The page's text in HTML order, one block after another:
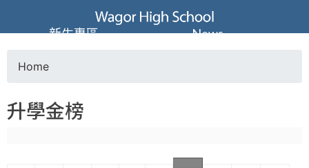
Jump to navigation
葳
格
高
o
Home
升學金榜
新生專區 News